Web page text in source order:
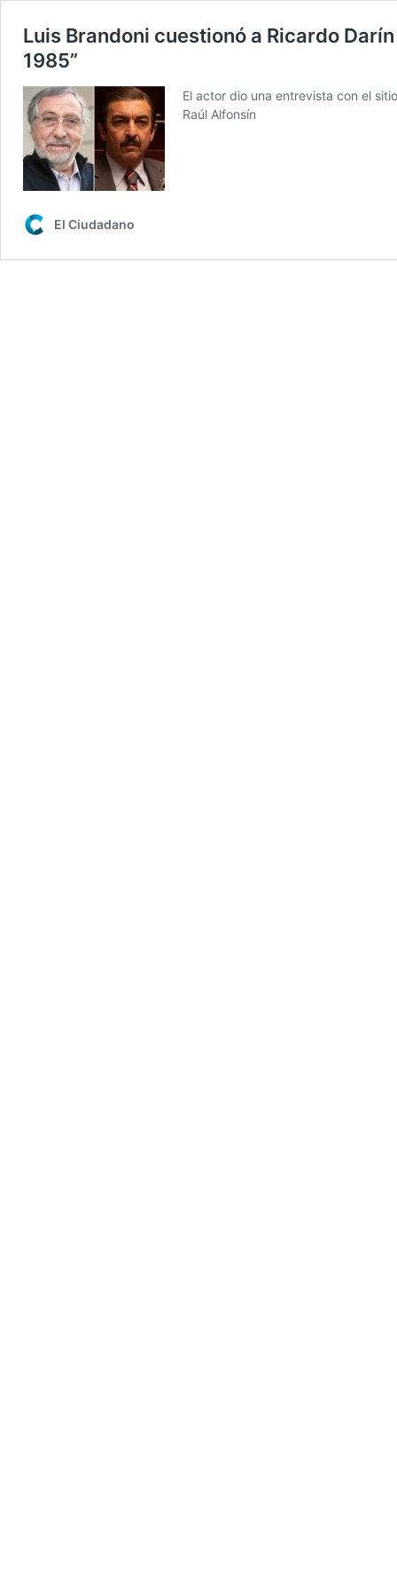
Luis Brandoni cuestionó a Ricardo
1985”
El actor dio una entrevista con el
Raúl Alfonsín
El Ciudadano